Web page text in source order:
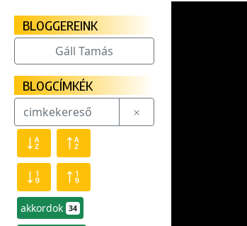
BLOGGEREINK
Gáll Tamás
BLOGCÍMKÉK
akkordok 34